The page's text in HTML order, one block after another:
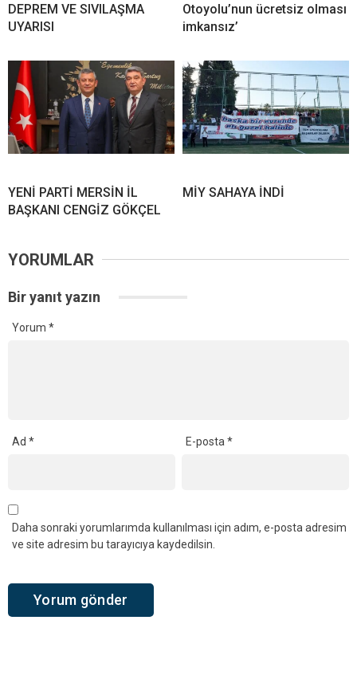
DEPREM VE SIVILAŞMA
UYARISI
Otoyolu’nun ücretsiz olması
imkansız’
YENİ PARTİ MERSİN İL
BAŞKANI CENGİZ GÖKÇEL
MİY SAHAYA İNDİ
YORUMLAR
Bir yanıt yazın
Yorum *
Ad * E-posta*
Daha sonraki yorumlarımda kullanılması için adım, e-posta adresim
ve site adresim bu tarayıcıya kaydedilsin.